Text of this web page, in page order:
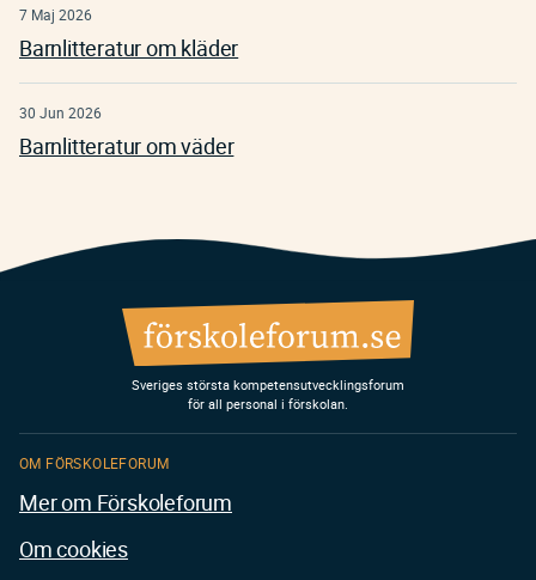
7 Maj 2026
Barnlitteratur om kläder
30 Jun 2026
Barnlitteratur om väder
Sveriges största kompetensutvecklingsforum
för all personal i förskolan.
OM FÖRSKOLEFORUM
Mer om Förskoleforum
Om cookies